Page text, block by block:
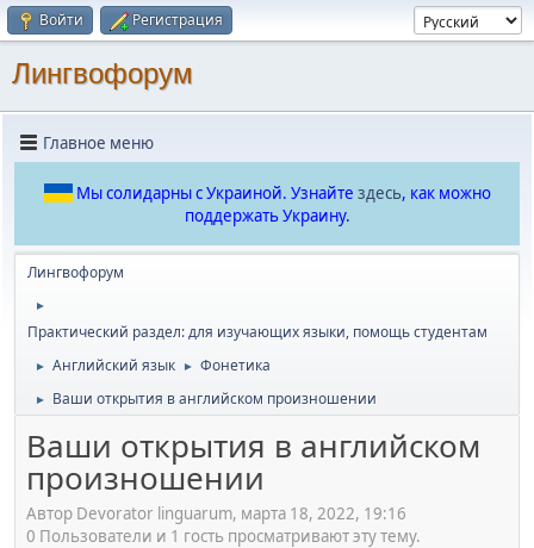
Войти Регистрация
Лингвофорум
Главное меню
Мы солидарны с Украиной. Узнайте здесь, как можно
поддержать Украину.
Лингвофорум
►
Практический раздел: для изучающих языки, помощь студентам
► Английский язык ► Фонетика
► Ваши открытия в английском произношении
Ваши открытия в английском
произношении
Автор Devorator linguarum, марта 18, 2022, 19:16
0 Пользователи и 1 гость просматривают эту тему.